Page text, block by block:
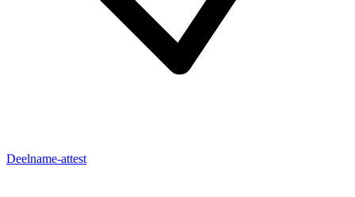
Deelname-attest